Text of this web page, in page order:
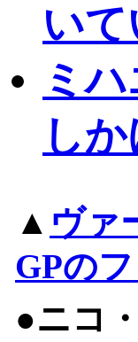
いて
ミ
しか
▲ ヴァ
GPの
●ニコ